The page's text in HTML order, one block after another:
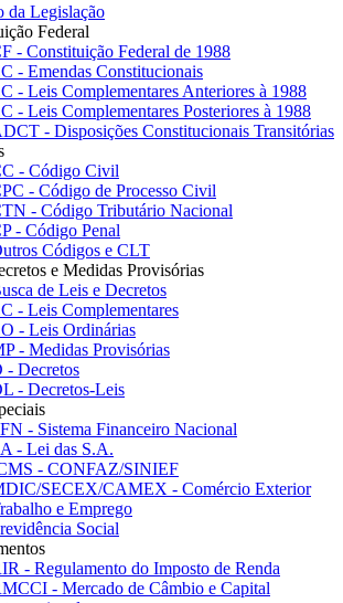
da Legislação
Federal
- Constituição Federal de 1988
- Emendas Constitucionais
- Leis Complementares Anteriores à 1988
- Leis Complementares Posteriores à 1988
- Disposições Constitucionais Transitórias
- Código Civil
- Código de Processo Civil
- Código Tributário Nacional
- Código Penal
Códigos e CLT
e Medidas Provisórias
de Leis e Decretos
- Leis Complementares
- Leis Ordinárias
- Medidas Provisórias
- Decretos
- Decretos-Leis
- Sistema Financeiro Nacional
- Lei das S.A.
- CONFAZ/SINIEF
SECEX/CAMEX - Comércio Exterior
e Emprego
Social
- Regulamento do Imposto de Renda
- Mercado de Câmbio e Capital